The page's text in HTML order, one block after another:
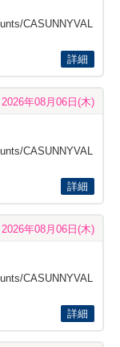
CASUNNYVAL
詳細
2026年08月06日(木)
CASUNNYVAL
詳細
2026年08月06日(木)
CASUNNYVAL
詳細